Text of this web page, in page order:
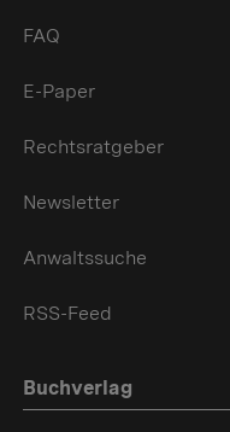
FAQ
E-Paper
Rechtsratgeber
Newsletter
Anwaltssuche
RSS-Feed
Buchverlag